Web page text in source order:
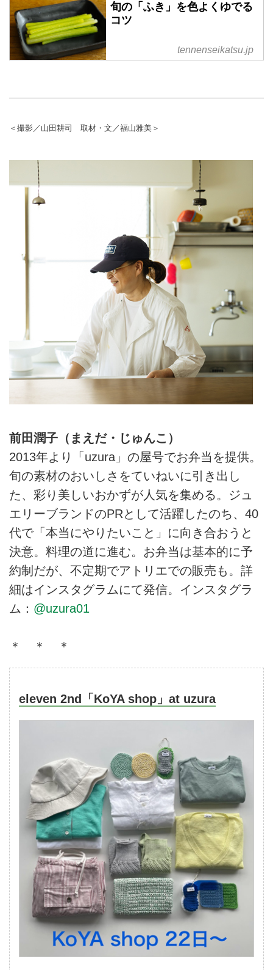
旬の「ふき」を色よくゆでる
コツ
tennenseikatsu.jp
＜撮影／山田耕司 取材・文／福山雅美＞
前田潤子（まえだ・じゅんこ）
2013年より「uzura」の屋号でお弁当を提供。
旬の素材のおいしさをていねいに引き出し
た、彩り美しいおかずが人気を集める。ジュ
エリーブランドのPRとして活躍したのち、40
代で「本当にやりたいこと」に向き合おうと
決意。料理の道に進む。お弁当は基本的に予
約制だが、不定期でアトリエでの販売も。詳
細はインスタグラムにて発信。インスタグラ
ム： @uzura01
＊ ＊ ＊
eleven 2nd「KoYA shop」at uzura